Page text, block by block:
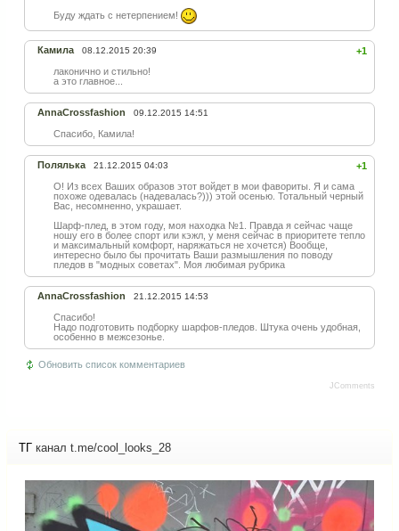
Буду ждать с нетерпением!
+1
Камила 08.12.2015 20:39
лаконично и стильно!
а это главное...
AnnaCrossfashion 09.12.2015 14:51
Спасибо, Камила!
+1
Полялька 21.12.2015 04:03
О! Из всех Ваших образов этот войдет в мои фавориты. Я и сама
похоже одевалась (надевалась?))) этой осенью. Тотальный черный
Вас, несомненно, украшает.
Шарф-плед, в этом году, моя находка №1. Правда я сейчас чаще
ношу его в более спорт или кэжл, у меня сейчас в приоритете тепло
и максимальный комфорт, наряжаться не хочется) Вообще,
интересно было бы прочитать Ваши размышления по поводу
пледов в "модных советах". Моя любимая рубрика
AnnaCrossfashion 21.12.2015 14:53
Спасибо!
Надо подготовить подборку шарфов-пледов. Штука очень удобная,
особенно в межсезонье.
Обновить список комментариев
JComments
ТГ канал t.me/cool_looks_28